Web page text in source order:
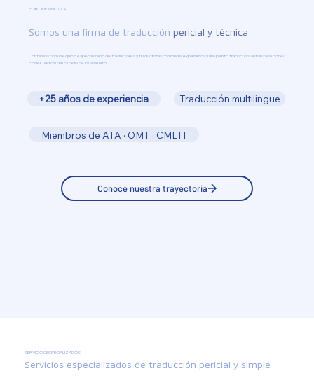
POR QUÉ KINOTZA
Somos una firma de traducción pericial y técnica
Contamos con un equipo especializado de traductores y traductoras con mucha experiencia y una perito traductora autorizada por el
Poder Judicial del Estado de Guanajuato.
+25 años de experiencia Traducción multilingüe
Miembros de ATA · OMT · CMLTI
SERVICIOS ESPECIALIZADOS
Servicios especializados detraducción pericial y simple